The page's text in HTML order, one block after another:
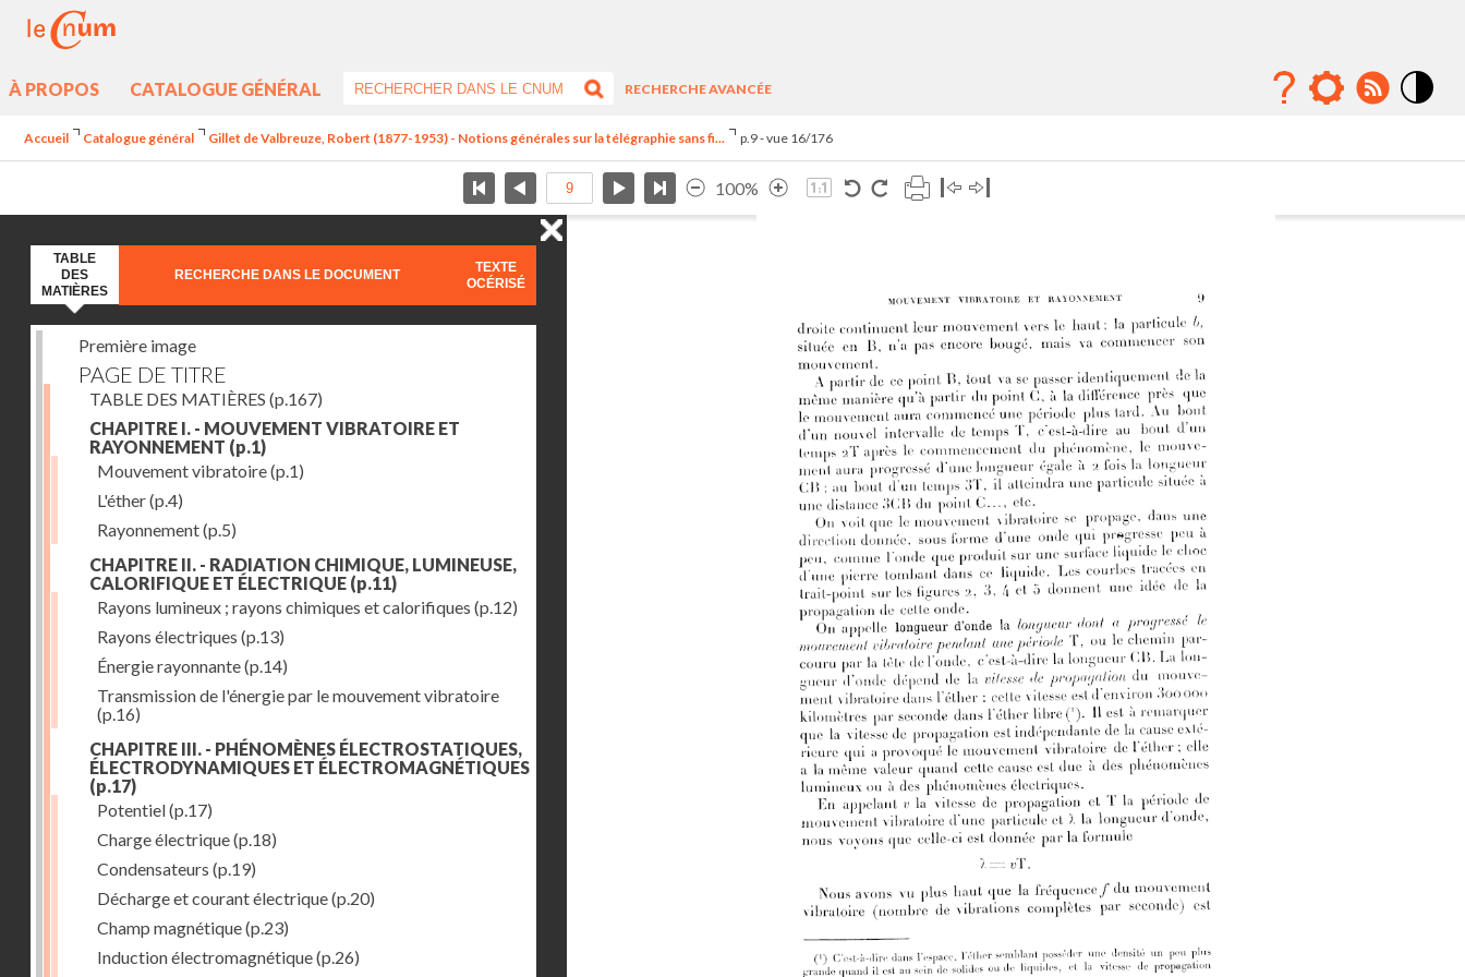
À PROPOS CATALOGUE GÉNÉRAL
RECHERCHE AVANCÉE
Accueil Catalogue général Gillet de Valbreuze, Robert (1877-1953) - Notions générales sur la télégraphie sans fi... p.9 - vue 16/176
100%
TABLE
DES
MATIÈRES
RECHERCHE DANS LE DOCUMENT
TEXTE
OCÉRISÉ
Première image
PAGE DE TITRE
TABLE DES MATIÈRES (p.167)
CHAPITRE I. - MOUVEMENT VIBRATOIRE ET
RAYONNEMENT (p.1)
Mouvement vibratoire(p.1)
L'éther(p.4)
Rayonnement(p.5)
CHAPITRE II. - RADIATION CHIMIQUE, LUMINEUSE,
CALORIFIQUE ET ÉLECTRIQUE (p.11)
Rayons lumineux ; rayons chimiques et calorifiques (p.12)
Rayons électriques (p.13)
Énergie rayonnante(p.14)
Transmission de l'énergie par le mouvement vibratoire
(p.16)
CHAPITRE III. - PHÉNOMÈNES ÉLECTROSTATIQUES,
ÉLECTRODYNAMIQUES ET ÉLECTROMAGNÉTIQUES
(p.17)
Potentiel(p.17)
Charge électrique(p.18)
Condensateurs (p.19)
Décharge et courant électrique(p.20)
Champ magnétique(p.23)
Induction électromagnétique(p.26)